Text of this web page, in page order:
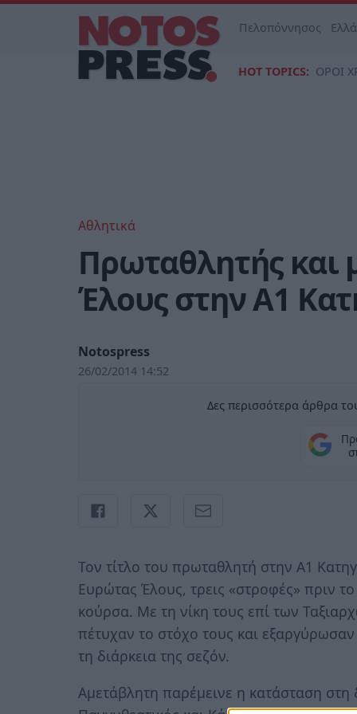
Πελοπόννησος
HOT TOPICS: ΟΡΟΙ
Αθλητικά
Πρωταθλητής και
Έλους στην Α1
Notospress
26/02/2014 14:52
Δες περισσότερα άρθρα
Τον τίτλο του πρωταθλητή στην Α1
Ευρώτας Έλους, τρεις «στροφές» πριν
κούρσα. Με τη νίκη τους επί των
πέτυχαν το στόχο τους και εξαργύρωσαν
τη διάρκεια της σεζόν.
Αμετάβλητη παρέμεινε η κατάσταση στη